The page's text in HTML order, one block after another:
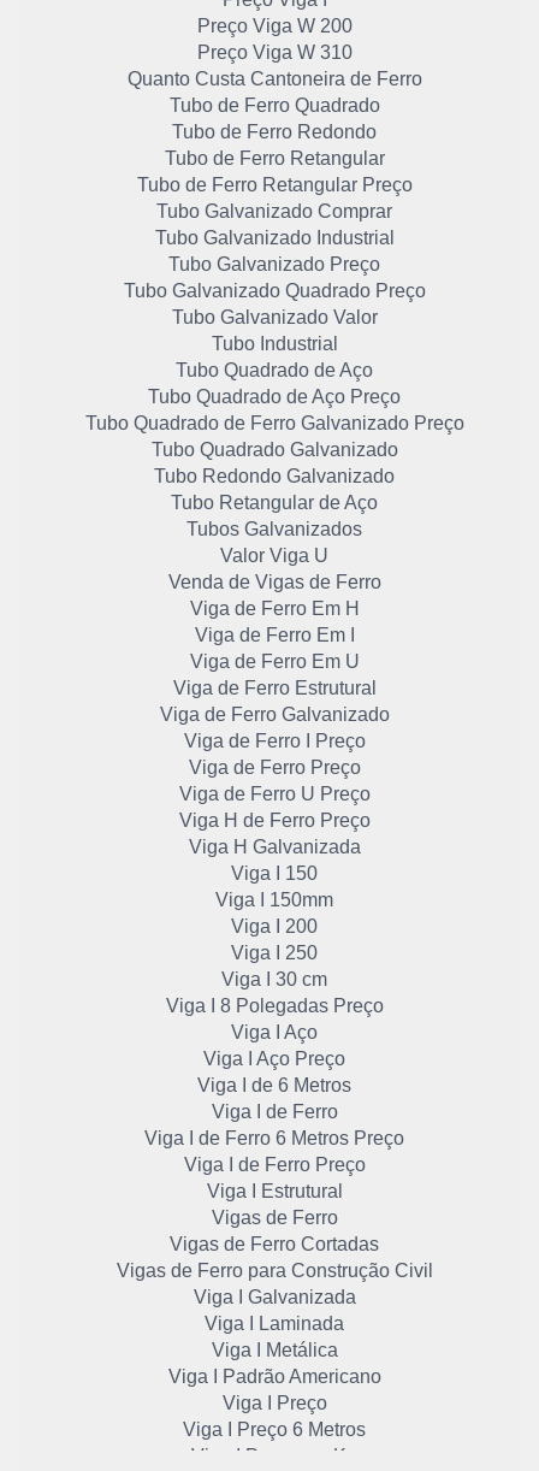
Preço Viga W 200
Preço Viga W 310
Quanto Custa Cantoneira de Ferro
Tubo de Ferro Quadrado
Tubo de Ferro Redondo
Tubo de Ferro Retangular
Tubo de Ferro Retangular Preço
Tubo Galvanizado Comprar
Tubo Galvanizado Industrial
Tubo Galvanizado Preço
Tubo Galvanizado Quadrado Preço
Tubo Galvanizado Valor
Tubo Industrial
Tubo Quadrado de Aço
Tubo Quadrado de Aço Preço
Tubo Quadrado de Ferro Galvanizado Preço
Tubo Quadrado Galvanizado
Tubo Redondo Galvanizado
Tubo Retangular de Aço
Tubos Galvanizados
Valor Viga U
Venda de Vigas de Ferro
Viga de Ferro Em H
Viga de Ferro Em I
Viga de Ferro Em U
Viga de Ferro Estrutural
Viga de Ferro Galvanizado
Viga de Ferro I Preço
Viga de Ferro Preço
Viga de Ferro U Preço
Viga H de Ferro Preço
Viga H Galvanizada
Viga I 150
Viga I 150mm
Viga I 200
Viga I 250
Viga I 30 cm
Viga I 8 Polegadas Preço
Viga I Aço
Viga I Aço Preço
Viga I de 6 Metros
Viga I de Ferro
Viga I de Ferro 6 Metros Preço
Viga I de Ferro Preço
Viga I Estrutural
Vigas de Ferro
Vigas de Ferro Cortadas
Vigas de Ferro para Construção Civil
Viga I Galvanizada
Viga I Laminada
Viga I Metálica
Viga I Padrão Americano
Viga I Preço
Viga I Preço 6 Metros
Viga I Preço por Kg